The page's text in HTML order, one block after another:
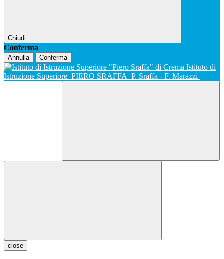
Chiudi
Conferma
Annulla Conferma
Istituto di
Istruzione Superiore PIERO SRAFFA P. Sraffa - F. Marazzi
close